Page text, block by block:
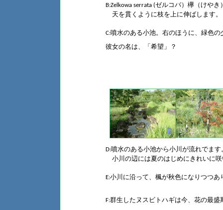
B:Zelkowa serrata (ゼルコバ）欅（けやき
天を貫くように枝を上に伸ばします。
C:噴水のある小池。右のほうに、緑色
彼女の名は、「希望」？
D:噴水のある小池から小川が流れでます
小川の辺には夏のはじめにきれいに
E:小川に沿って、楓が秋色になりつつあ
F:群生したヌスビトハギは今、花の最盛